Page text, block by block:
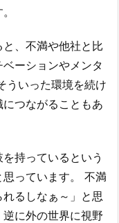
、不満や他社と比
ーションやメンタ
ういった環境を続け
つながることもあ
持っているという
っています。 不満
るしなぁ～」と思
に外の世界に視野